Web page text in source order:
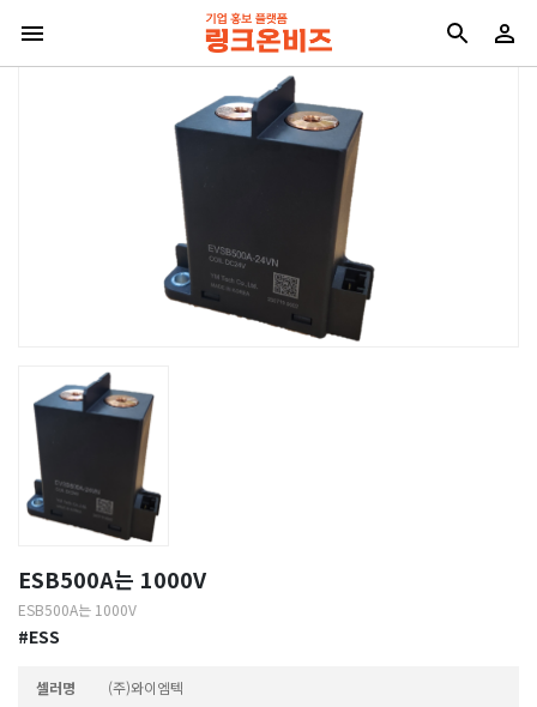
ESB500A는 1000V
ESB500A는 1000V
#ESS
셀러명
(주)와이엠텍